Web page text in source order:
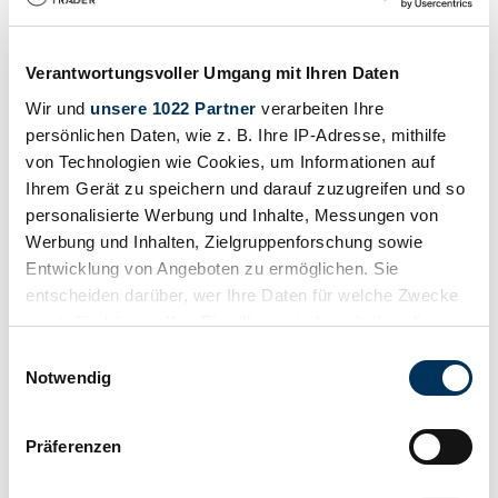
Verantwortungsvoller Umgang mit Ihren Daten
Wir und unsere 1022 Partner verarbeiten Ihre
persönlichen Daten, wie z. B. Ihre IP-Adresse, mithilfe
von Technologien wie Cookies, um Informationen auf
Ihrem Gerät zu speichern und darauf zuzugreifen und so
personalisierte Werbung und Inhalte, Messungen von
Werbung und Inhalten, Zielgruppenforschung sowie
Entwicklung von Angeboten zu ermöglichen. Sie
entscheiden darüber, wer Ihre Daten für welche Zwecke
nutzt. Sie können Ihre Einwilligung jederzeit über die
Trigger Symbol ändern oder widerrufen
Informationen über Ihre geografische Lage
Notwendig
Präferenzen
Venditore